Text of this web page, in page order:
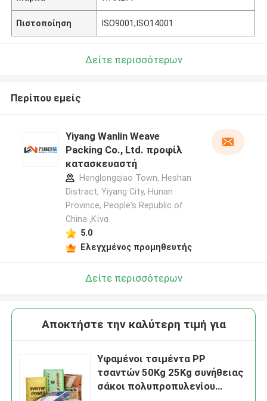
Πιστοποίηση ISO9001;ISO14001
Δείτε περισσότερων
Περίπου εμείς
Yiyang Wanlin Weave
Packing Co., Ltd. προφίλ
κατασκευαστή
Henglongqiao Town, Heshan
Distract, Yiyang City, Hunan
Province, People's Republic of
China ,Κίνα
5.0
Ελεγχμένος προμηθευτής
Δείτε περισσότερων
Αποκτήστε την καλύτερη τιμή για
Υφαμένοι τσιμέντα PP
τσαντών 50Kg 25Kg συνήθειας
σάκοι πολυπροπυλενίου